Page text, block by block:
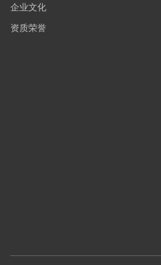
企业文化
资质荣誉